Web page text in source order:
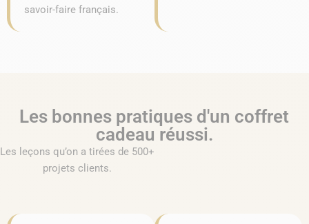
savoir-faire français.
Les bonnes pratiques d'un coffret
cadeau réussi.
Les leçons qu’on a tirées de 500+
projets clients.